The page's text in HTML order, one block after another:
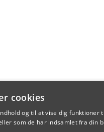
cookies
og til at vise dig
som de har indsamlet fra din